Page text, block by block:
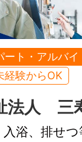
ート・アルバイ
経験からOK
法人 三
入浴、排